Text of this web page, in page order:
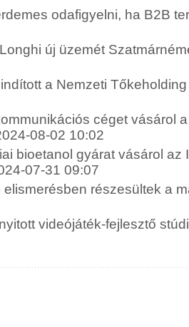
odafigyelni, ha B2B
új üzemét
a Nemzeti
céget vásárol
08-02 10:02
bioetanol gyárat vásárol az
07-31 09:07
részesültek a
videójáték-fejlesztő